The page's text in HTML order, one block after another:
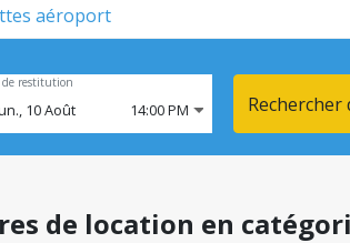
aéroport
de restitution
10Août 14:00 PM Rechercher
de location en